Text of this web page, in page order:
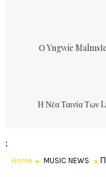
Ο Yngwie
Η Νέα Ταινία Των
;
Home MUSIC NEWS